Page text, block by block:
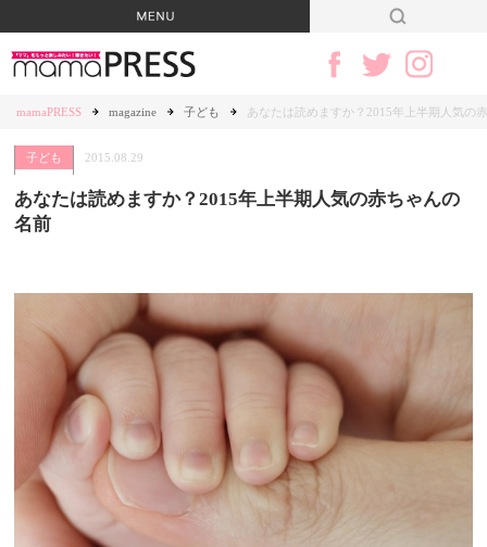
mamaPRESS magazine 子ども あなたは読めますか？2015年上半期人気の
子ども 2015.08.29
あなたは読めますか？2015年上半期人気の赤ちゃんの
名前